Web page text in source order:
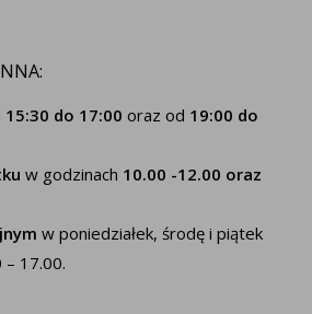
15:30 do 17:00 oraz od 19:00 do
w godzinach 10.00 -12.00 oraz
w poniedziałek, środę i piątek
– 17.00.